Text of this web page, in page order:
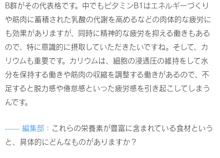
B群がその代表格です。中でもビタミンB1はエネルギーづくり
や筋肉に蓄積された乳酸の代謝を高めるなどの肉体的な疲労に
も効果がありますが、同時に精神的な疲労を抑える働きもある
ので、特に意識的に摂取していただきたいですね。そして、カ
リウムも重要です。カリウムは、細胞の浸透圧の維持をして水
分を保持する働きや筋肉の収縮を調整する働きがあるので、不
足すると脱力感や倦怠感といった疲労感を引き起こしてしまう
んです。
—— 編集部： これらの栄養素が豊富に含まれている食材という
と、具体的にどんなものがありますか？